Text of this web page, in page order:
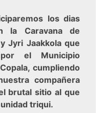
los dias
Caravana de
Jyri Jaakkola que
el Municipio
cumpliendo
compañera
brutal sitio al que
triqui.